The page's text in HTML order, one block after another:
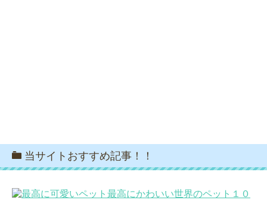
当サイトおすすめ記事！！
最高にかわいい世界のペット１０